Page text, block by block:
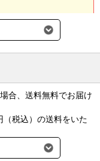
レナージと多岐に
アーアダプタータ
で目盛が付いてい
合、送料無料でお届け
税込）の送料をいた
けにつきましては、1
配送無料となります。